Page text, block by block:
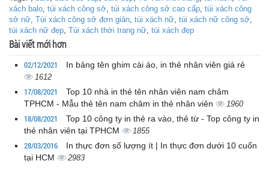
xách balo túi xách công sở túi xách công sở cao cấp túi xách công
sở nữ Túi xách công sở đơn giản túi xách nữ túi xách nữ công sở
túi xách nữ đẹp Túi xách thời trang nữ‎ túi xách đẹp
Bài viết mới hơn
02/12/2021 In bảng tên ghim cài áo, in thẻ nhân viên giá rẻ
1612
17/08/2021
Top 10 nhà in thẻ tên nhân viên nam châm
TPHCM - Mẫu thẻ tên nam châm in thẻ nhân viên
1960
18/08/2021
Top 10 công ty in thẻ ra vào, thẻ từ - Top công ty in
thẻ nhân viên tại TPHCM
1855
28/03/2016
In thực đơn số lượng ít | In thực đơn dưới 10 cuốn
tại HCM
2983